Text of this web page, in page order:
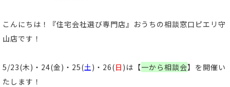
こんにちは！
『住宅会社選び専門店』おうちの相談窓口ピエリ守
山店です！
5/23(木)・24(金)・25(土 )・26(日 )は【一から相談会】を開催い
たします！